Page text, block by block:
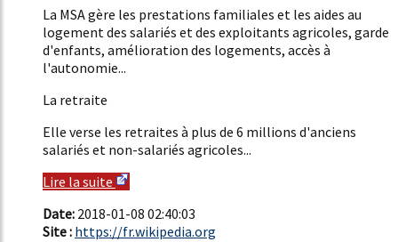
La MSA gère les prestations familiales et les aides au
logement des salariés et des exploitants agricoles, garde
d'enfants, amélioration des logements, accès à
l'autonomie...
La retraite
Elle verse les retraites à plus de 6 millions d'anciens
salariés et non-salariés agricoles...
Lire la suite
Date: 2018-01-08 02:40:03
Site : https://fr.wikipedia.org